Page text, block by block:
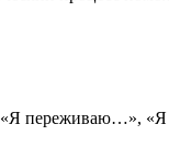
«Я переживаю…»,